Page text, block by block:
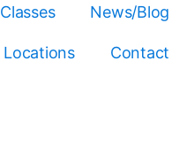
Classes News/Blog
Locations Contact